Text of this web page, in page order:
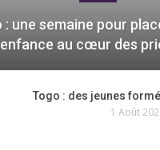
: une semaine pour
enfance au cœur des
Togo : des jeunes
1 Août